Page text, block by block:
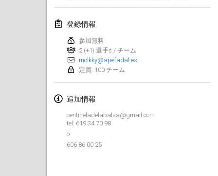
登録情報
参加無料
2 (+1) 選手s / チーム
molkky@apefadal.es
定員: 100 チーム
追加情報
centineladelabalsa@gmail.com
tel: 619 34 70 98
o
606 86 00 25
Kotka Mölkky Open Indoor
2019年2月2日
Lumi Mölkky
2019年2月9日 フィンランド
OTH
2019年2月16日
Indoor des Bouchons